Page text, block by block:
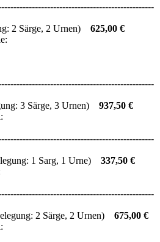
2 Särge, 2 Urnen)
625,00 €
3 Särge, 3 Urnen) 937,50 €
1 Sarg, 1 Urne)
337,50 €
2 Särge, 2 Urnen)
675,00 €